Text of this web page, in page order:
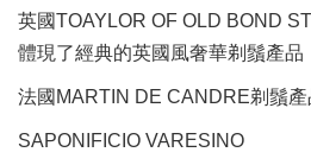
英國TOAYLOR OF OLD BOND
體現了經典的英國風奢華剃鬚產品
法國MARTIN DE CANDRE剃鬚產
SAPONIFICIO VARESINO